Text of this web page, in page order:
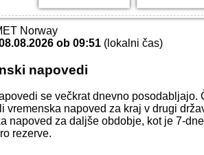
Norway
ob 09:51 (lokalni čas)
napovedi
se večkrat dnevno
vremenska napoved za kraj v drugi
napoved za daljše obdobje, kot je 7-
rezerve.